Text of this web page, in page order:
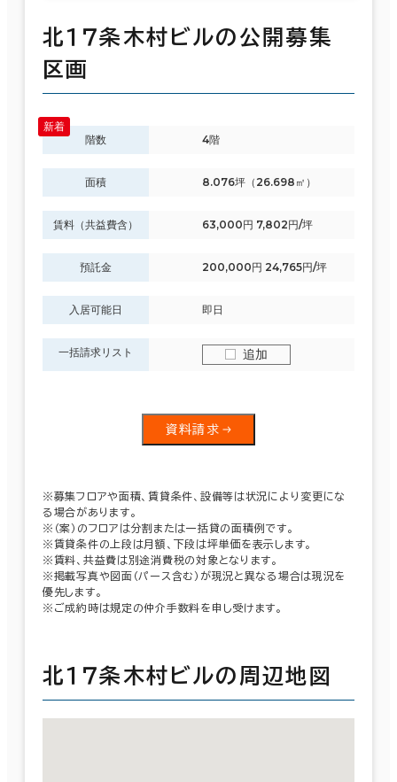
北１７条木村ビルの公開募集
区画
階数 4階
面積 8.076坪（26.698㎡）
賃料（共益費含） 63,000円 7,802円/坪
預託金 200,000円 24,765円/坪
入居可能日 即日
一括請求リスト 追加
資料請求
※募集フロアや面積、賃貸条件、設備等は状況により変更にな
る場合があります。
※（案）のフロアは分割または一括貸の面積例です。
※賃貸条件の上段は月額、下段は坪単価を表示します。
※賃料、共益費は別途消費税の対象となります。
※掲載写真や図面（パース含む）が現況と異なる場合は現況を
優先します。
※ご成約時は規定の仲介手数料を申し受けます。
北１７条木村ビルの周辺地図